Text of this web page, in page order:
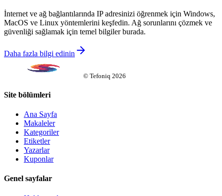
İnternet ve ağ bağlantılarında IP adresinizi öğrenmek için Windows,
MacOS ve Linux yöntemlerini keşfedin. Ağ sorunlarını çözmek ve
güvenliği sağlamak için temel bilgiler burada.
Daha fazla bilgi edinin
© Tefoniq 2026
Site bölümleri
Ana Sayfa
Makaleler
Kategoriler
Etiketler
Yazarlar
Kuponlar
Genel sayfalar